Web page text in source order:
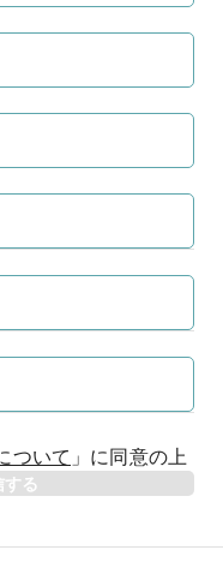
ついて 」 に同意の上
する